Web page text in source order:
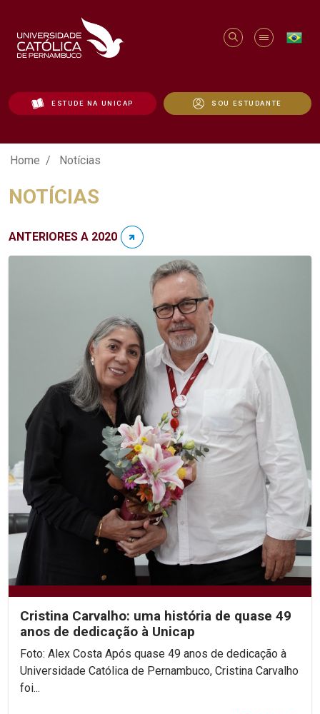
ESTUDE NA UNICAP SOU ESTUDANTE
Notícias - Unicap
Home Notícias
NOTÍCIAS
ANTERIORES A 2020
Cristina Carvalho: uma história de quase 49
anos de dedicação à Unicap
Foto: Alex Costa Após quase 49 anos de dedicação à
Universidade Católica de Pernambuco, Cristina Carvalho
foi...